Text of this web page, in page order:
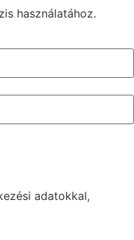
használatához.
adatokkal,